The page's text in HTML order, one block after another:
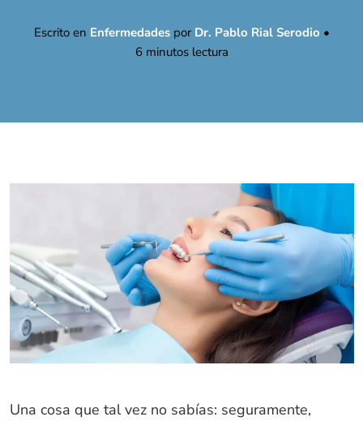
Escrito en Enfermedades por Dr. Pablo Rial Serodio •
6minutos lectura
Una cosa que tal vez no sabías: seguramente,